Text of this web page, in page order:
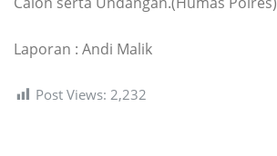
Laporan : Andi Malik
Post Views: 2,232